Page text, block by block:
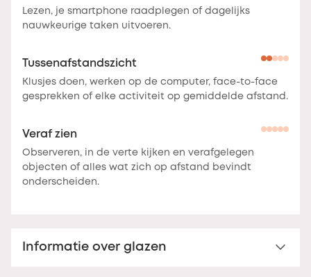
Lezen, je smartphone raadplegen of dagelijks
nauwkeurige taken uitvoeren.
Tussenafstandszicht
Klusjes doen, werken op de computer, face-to-face
gesprekken of elke activiteit op gemiddelde afstand.
Veraf zien
Observeren, in de verte kijken en verafgelegen
objecten of alles wat zich op afstand bevindt
onderscheiden.
Informatie over glazen